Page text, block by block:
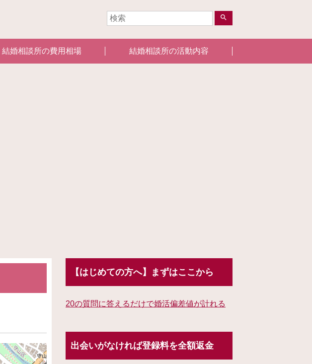
search
結婚相談所の費用相場 結婚相談所の活動内容
【はじめての方へ】まずはここから
20の質問に答えるだけで婚活偏差値が計れる
出会いがなければ登録料を全額返金